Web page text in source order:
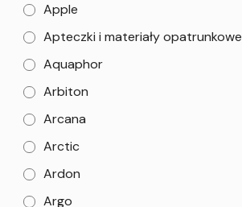
Apple
Apteczki i materiały opatrunkowe
Aquaphor
Arbiton
Arcana
Arctic
Ardon
Argo